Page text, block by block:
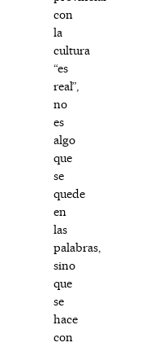
con
la
cultura
“es
real”,
no
es
algo
que
se
quede
en
las
palabras,
sino
que
se
hace
con